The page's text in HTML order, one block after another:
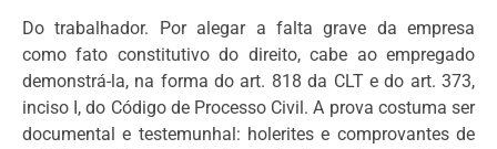
Do trabalhador. Por alegar a falta grave da empresa
como fato constitutivo do direito, cabe ao empregado
demonstrá-la, na forma do art. 818 da CLT e do art. 373,
inciso I, do Código de Processo Civil. A prova costuma ser
documental e testemunhal: holerites e comprovantes de